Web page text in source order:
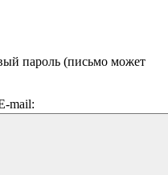
пароль (письмо может
mail: